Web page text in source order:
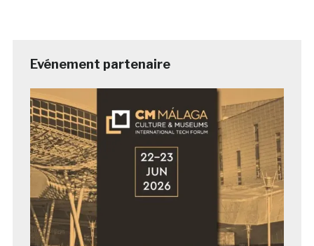
Evénement partenaire